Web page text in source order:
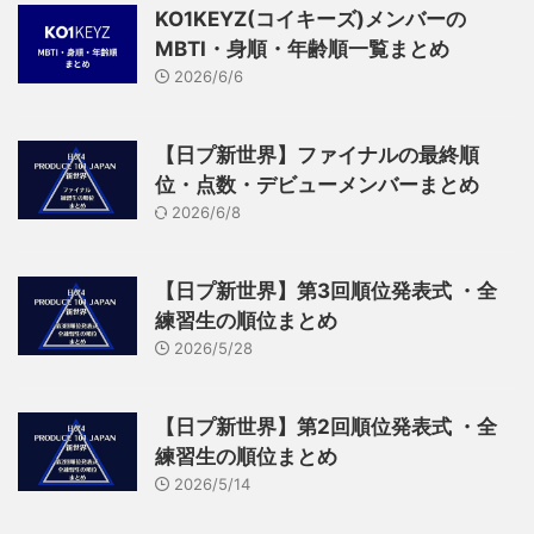
KO1KEYZ(コイキーズ)メンバーの
MBTI・身順・年齢順一覧まとめ
2026/6/6
【日プ新世界】ファイナルの最終順
位・点数・デビューメンバーまとめ
2026/6/8
【日プ新世界】第3回順位発表式 ・全
練習生の順位まとめ
2026/5/28
【日プ新世界】第2回順位発表式 ・全
練習生の順位まとめ
2026/5/14